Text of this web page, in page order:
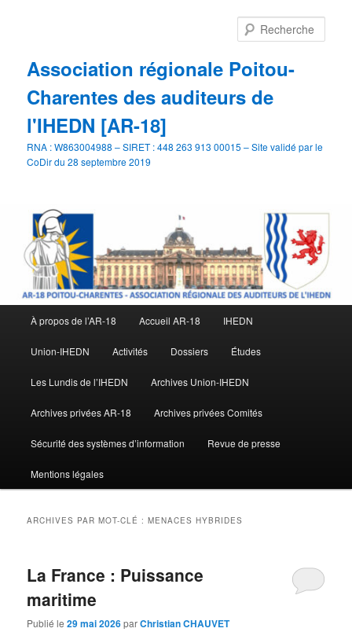
Association régionale Poitou-
Charentes des auditeurs de
l'IHEDN [AR-18]
RNA : W863004988 – SIRET : 448 263 913 00015 – Site validé par le
CoDir du 28 septembre 2019
principal
À propos de l’AR-18 Accueil AR-18 IHEDN
Union-IHEDN Activités Dossiers Études
Les Lundis de l’IHEDN Archives Union-IHEDN
Archives privées AR-18 Archives privées Comités
Sécurité des systèmes d’information Revue de presse
Mentions légales
ARCHIVES PAR MOT-CLÉ :MENACES HYBRIDES
La France : Puissance
maritime
Publié le29 mai 2026parChristian CHAUVET